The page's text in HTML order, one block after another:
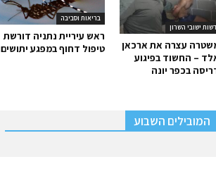
בריאות וסביבה
ראש עיריית נתניה דורשת
טיפול דחוף במפגע יתושים
ישובי השרון
עצרה את ארכאן
– החשוד בפיגוע
בכפר יונה
המובילים השבוע